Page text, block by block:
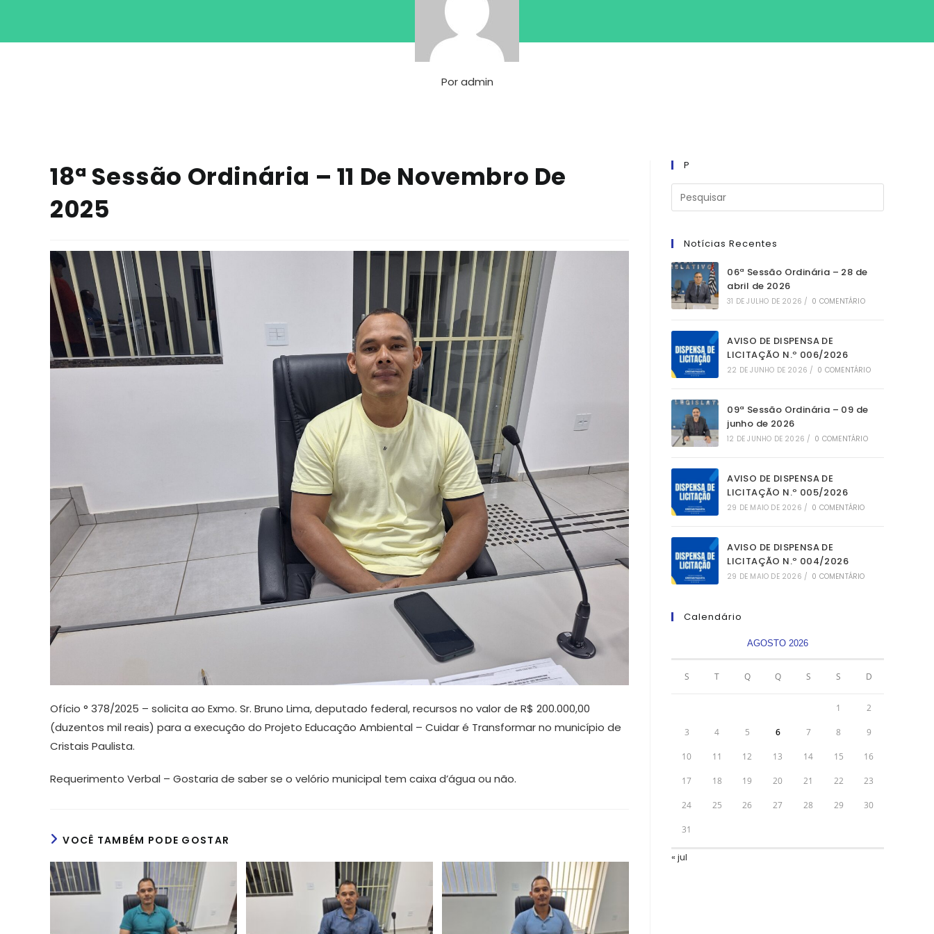
Poradmin
18ª Sessão Ordinária – 11 De Novembro De
2025
Ofício ° 378/2025 – solicita ao Exmo. Sr. Bruno Lima, deputado federal, recursos no valor de R$ 200.000,00
(duzentos mil reais) para a execução do Projeto Educação Ambiental – Cuidar é Transformar no município de
Cristais Paulista.
Requerimento Verbal – Gostaria de saber se o velório municipal tem caixa d’água ou não.
VOCÊ TAMBÉM PODE GOSTAR
P
Notícias Recentes
06ª Sessão Ordinária – 28 de
abril de 2026
31 DE JULHO DE 2026 / 0 COMENTÁRIO
AVISO DE DISPENSA DE
LICITAÇÃO N.º 006/2026
22 DE JUNHO DE 2026 / 0 COMENTÁRIO
09ª Sessão Ordinária – 09 de
junho de 2026
12 DE JUNHO DE 2026 / 0 COMENTÁRIO
AVISO DE DISPENSA DE
LICITAÇÃO N.º 005/2026
29 DE MAIO DE 2026 / 0 COMENTÁRIO
AVISO DE DISPENSA DE
LICITAÇÃO N.º 004/2026
29 DE MAIO DE 2026 / 0 COMENTÁRIO
Calendário
AGOSTO 2026
S T Q Q S S D
1 2
3 4 5 6 7 8 9
10 11 12 13 14 15 16
17 18 19 20 21 22 23
24 25 26 27 28 29 30
31
« jul